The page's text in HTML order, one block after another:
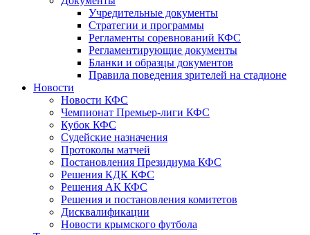
Учредительные документы
Стратегии и программы
Регламенты соревнований КФС
Регламентирующие документы
Бланки и образцы документов
Правила поведения зрителей на стадионе
Новости
Новости КФС
Чемпионат Премьер-лиги КФС
Кубок КФС
Судейские назначения
Протоколы матчей
Постановления Президиума КФС
Решения КДК КФС
Решения АК КФС
Решения и постановления комитетов
Дисквалификации
Новости крымского футбола